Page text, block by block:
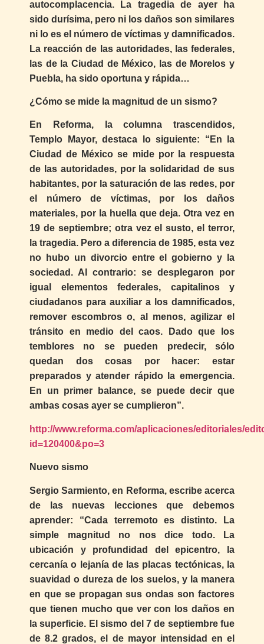
autocomplacencia. La tragedia de ayer ha
sido durísima, pero ni los daños son similares
ni lo es el número de víctimas y damnificados.
La reacción de las autoridades, las federales,
las de la Ciudad de México, las de Morelos y
Puebla, ha sido oportuna y rápida…
¿Cómo se mide la magnitud de un sismo?
En Reforma, la columna trascendidos,
Templo Mayor, destaca lo siguiente: “En la
Ciudad de México se mide por la respuesta
de las autoridades, por la solidaridad de sus
habitantes, por la saturación de las redes, por
el número de víctimas, por los daños
materiales, por la huella que deja. Otra vez en
19 de septiembre; otra vez el susto, el terror,
la tragedia. Pero a diferencia de 1985, esta vez
no hubo un divorcio entre el gobierno y la
sociedad. Al contrario: se desplegaron por
igual elementos federales, capitalinos y
ciudadanos para auxiliar a los damnificados,
remover escombros o, al menos, agilizar el
tránsito en medio del caos. Dado que los
temblores no se pueden predecir, sólo
quedan dos cosas por hacer: estar
preparados y atender rápido la emergencia.
En un primer balance, se puede decir que
ambas cosas ayer se cumplieron”.
http://www.reforma.com/aplicaciones/editoriales/
id=120400&po=3
Nuevo sismo
Sergio Sarmiento, en Reforma, escribe acerca
de las nuevas lecciones que debemos
aprender: “Cada terremoto es distinto. La
simple magnitud no nos dice todo. La
ubicación y profundidad del epicentro, la
cercanía o lejanía de las placas tectónicas, la
suavidad o dureza de los suelos, y la manera
en que se propagan sus ondas son factores
que tienen mucho que ver con los daños en
la superficie. El sismo del 7 de septiembre fue
de 8.2 grados, el de mayor intensidad en el